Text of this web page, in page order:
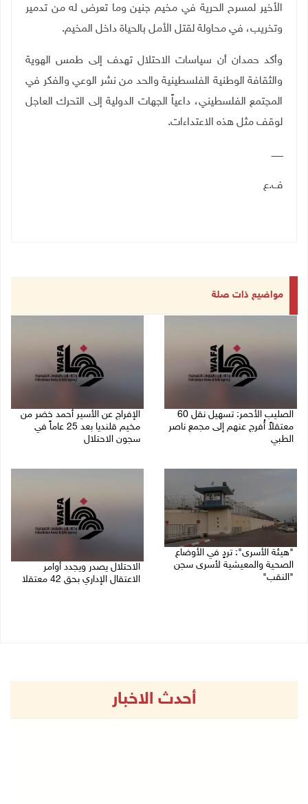
الأخير لمسرح الحرية في مخيم جنين وما تعرض له من تدمير
وتخريب، في محاولة لقتل الأمل بالحياة داخل المخيم.
وأكد حمدان أن سياسات الاحتلال تهدف إلى طمس الهوية
والثقافة الوطنية الفلسطينية والحد من نشر الوعي والفكر في
المجتمع الفلسطيني، داعياً الجهات الدولية إلى التحرك العاجل
لوقف مثل هذه الاعتداءات.
ــــــــ
ف.ع
مواضيع ذات صلة
الصليب الأحمر: تسهيل نقل 60
معتقلاً أُفرج عنهم إلى مجمع ناصر
الطبي
الإفراج عن الأسير أحمد خضر من
مخيم قلنديا بعد 25 عاماً في
سجون الاحتلال
"هيئة الأسرى": تردٍ في الأوضاع
الصحية والمعيشية لأسرى سجن
"النقب"
الاحتلال يصدر ويجدد أوامر
الاعتقال الإداري بحق 42 معتقلا
أحدث الاخبار